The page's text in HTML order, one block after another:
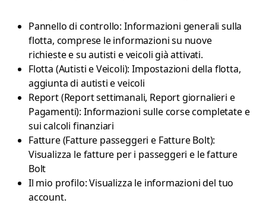
Pannello di controllo: Informazioni generali sulla
flotta, comprese le informazioni su nuove
richieste e su autisti e veicoli già attivati.
Flotta (Autisti e Veicoli): Impostazioni della flotta,
aggiunta di autisti e veicoli
Report (Report settimanali, Report giornalieri e
Pagamenti): Informazioni sulle corse completate e
sui calcoli finanziari
Fatture (Fatture passeggeri e Fatture Bolt):
Visualizza le fatture per i passeggeri e le fatture
Bolt
Il mio profilo: Visualizza le informazioni del tuo
account.